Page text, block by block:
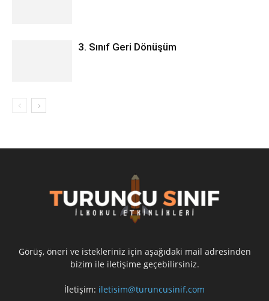
3. Sınıf Geri Dönüşüm
Görüş, öneri ve istekleriniz için aşağıdaki mail adresinden
bizim ile iletişime geçebilirsiniz.
İletişim: iletisim@turuncusinif.com